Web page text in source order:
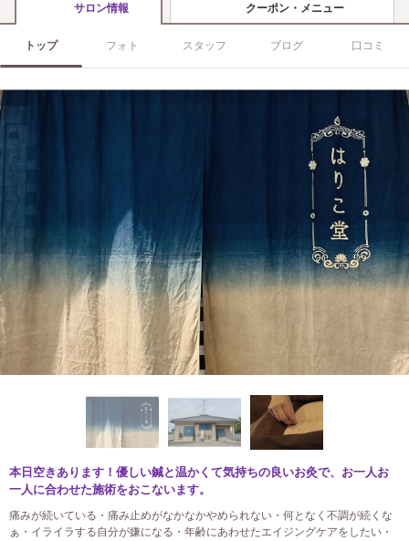
サロン情報 クーポン・メニュー
トップ フォト スタッフ ブログ 口コミ
本日空きあります！優しい鍼と温かくて気持ちの良いお灸で、お一人お
一人に合わせた施術をおこないます。
痛みが続いている・痛み止めがなかなかやめられない・何となく不調が続くな
ぁ・イライラする自分が嫌になる・年齢にあわせたエイジングケアをしたい・